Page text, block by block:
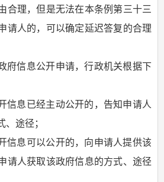
合理，但是无法在本条例第三十三
请人的，可以确定延迟答复的合理
信息公开申请，行政机关根据下
信息已经主动公开的，告知申请人
途径；
信息可以公开的，向申请人提供该
请人获取该政府信息的方式、途径